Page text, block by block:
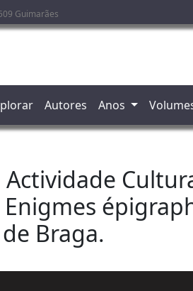
Guimarães
Autores Anos
Actividade
Enigmes
Braga.